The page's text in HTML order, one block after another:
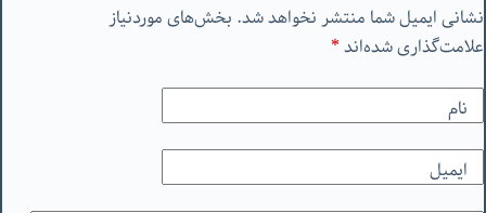
نشانی ایمیل شما منتشر نخواهد شد. بخش‌های موردنیاز
علامت‌گذاری شده‌اند*
نام
ایمیل